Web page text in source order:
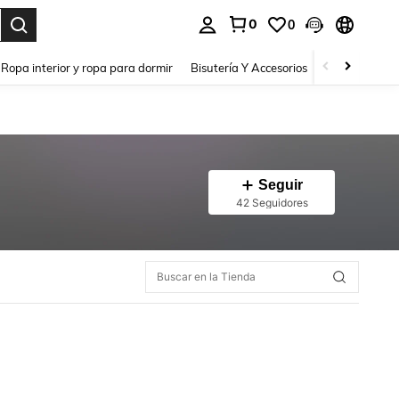
0 0
Ropa interior y ropa para dormir Bisutería Y Accesorios Zapatos
Seguir
42 Seguidores